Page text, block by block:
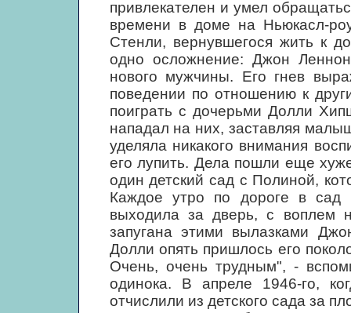
привлекателен и умел
времени в доме на Ньюкасл-
Стенли, вернувшегося жить к
одно осложнение: Джон
нового мужчины. Его гнев
поведении по отношению к
поиграть с дочерьми Долли
нападал на них, заставляя
уделяла никакого внимания
его лупить. Дела пошли еще
один детский сад с Полиной,
Каждое утро по дороге в сад
выходила за дверь, с воплем
запугана этими вылазками
Долли опять пришлось его
Очень, очень трудным", -
одинока. В апреле 1946-го,
отчислили из детского сада за